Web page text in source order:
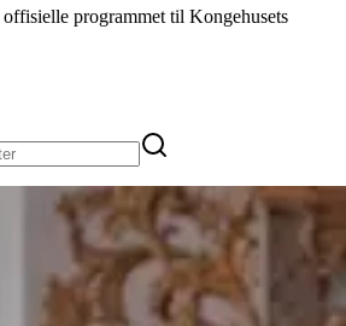
offisielle programmet til Kongehusets